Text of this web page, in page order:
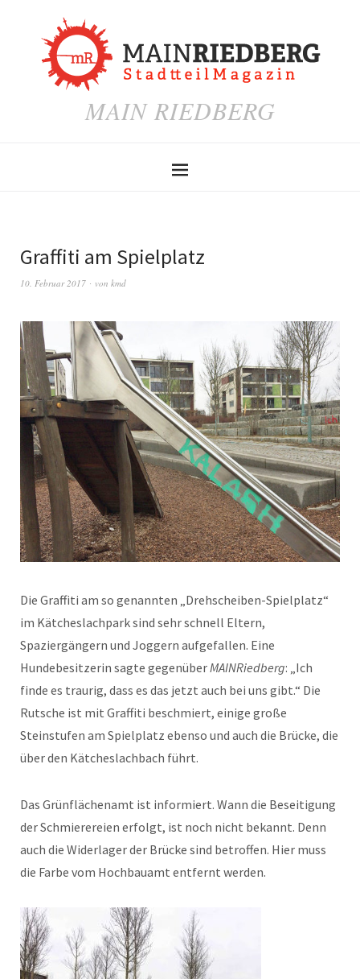
MAIN RIEDBERG
Graffiti am Spielplatz
10. Februar 2017 von kmd
Die Graffiti am so genannten „Drehscheiben-Spielplatz“
im Kätcheslachpark sind sehr schnell Eltern,
Spaziergängern und Joggern aufgefallen. Eine
Hundebesitzerin sagte gegenüberMAINRiedberg: „Ich
finde es traurig, dass es das jetzt auch bei uns gibt.“ Die
Rutsche ist mit Graffiti beschmiert, einige große
Steinstufen am Spielplatz ebenso und auch die Brücke, die
über den Kätcheslachbach führt.
Das Grünflächenamt ist informiert. Wann die Beseitigung
der Schmierereien erfolgt, ist noch nicht bekannt. Denn
auch die Widerlager der Brücke sind betroffen. Hier muss
die Farbe vom Hochbauamt entfernt werden.